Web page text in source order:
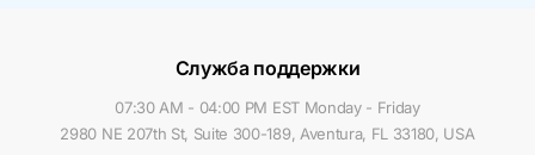
Служба поддержки
07:30 AM - 04:00 PM EST Monday - Friday
2980 NE 207th St, Suite 300-189, Aventura, FL 33180, USA